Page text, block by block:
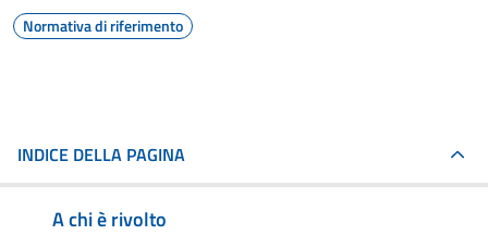
Normativa di riferimento
INDICE DELLA PAGINA
A chi è rivolto